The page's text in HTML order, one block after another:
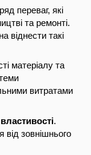
переваг, які
та ремонті.
віднести такі
матеріалу та
витратами
.
від зовнішнього